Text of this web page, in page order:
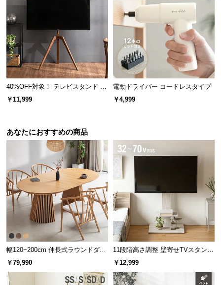
風合い豊かなウッド調
40%OFF対象！ テレビスタンド ま
るで絵画のように美しく置ける 三
￥11,999
電動ドライバー コードレスタイプ
￥4,999
あなたにおすすめの商品
幅120~200cm 伸長式ラウンドダイ
ニングテーブル 6人掛け 天然木突
板 美しい格子デザイン
￥79,990
11段階高さ調整 壁寄せTVスタンド
キャスター付き 上下左右角度調節
￥12,999